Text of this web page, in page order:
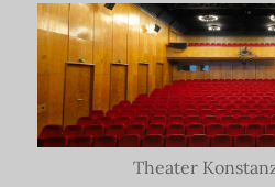
Theater